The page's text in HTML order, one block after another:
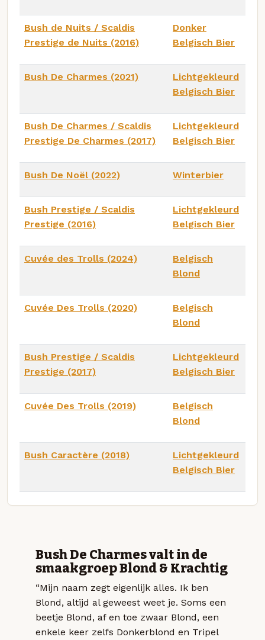
Bush de Nuits / Scaldis
Prestige de Nuits (2016)
Donker
Belgisch Bier
Bush De Charmes (2021)
Lichtgekleurd
Belgisch Bier
Bush De Charmes / Scaldis
Prestige De Charmes (2017)
Lichtgekleurd
Belgisch Bier
Bush De Noël (2022) Winterbier
Bush Prestige / Scaldis
Prestige (2016)
Lichtgekleurd
Belgisch Bier
Cuvée des Trolls (2024)
Belgisch
Blond
Cuvée Des Trolls (2020)
Belgisch
Blond
Bush Prestige / Scaldis
Prestige (2017)
Lichtgekleurd
Belgisch Bier
Cuvée Des Trolls (2019)
Belgisch
Blond
Bush Caractère (2018)
Lichtgekleurd
Belgisch Bier
Bush De Charmes valt in de
smaakgroep Blond & Krachtig
“Mijn naam zegt eigenlijk alles. Ik ben
Blond, altijd al geweest weet je. Soms een
beetje Blond, af en toe zwaar Blond, een
enkele keer zelfs Donkerblond en Tripel